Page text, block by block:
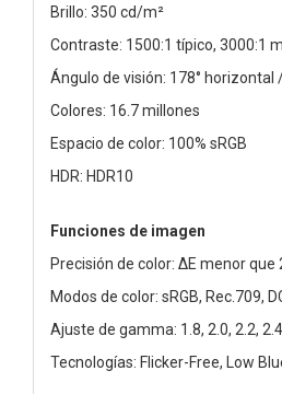
Brillo: 350 cd/m²
Contraste: 1500:1 típico, 3000:1
Ángulo de visión: 178° horizontal
Colores: 16.7 millones
Espacio de color: 100% sRGB
HDR: HDR10
Funciones de imagen
Precisión de color: ΔE menor que
Modos de color: sRGB, Rec.709,
Ajuste de gamma: 1.8, 2.0, 2.2,
Tecnologías: Flicker-Free, Low